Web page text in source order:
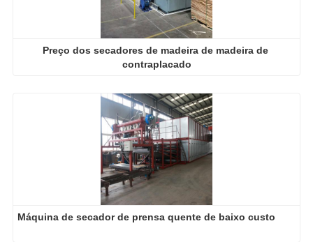
Preço dos secadores de madeira de madeira de
contraplacado
Máquina de secador de prensa quente de baixo custo